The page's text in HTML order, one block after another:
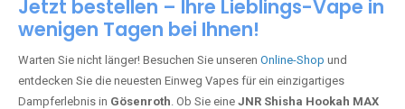
Jetzt bestellen – Ihre Lieblings-Vape in
wenigen Tagen bei Ihnen!
Warten Sie nicht länger! Besuchen Sie unseren Online-Shop und
entdecken Sie die neuesten Einweg Vapes für ein einzigartiges
Dampferlebnis in Gösenroth. Ob Sie eine JNR Shisha Hookah MAX